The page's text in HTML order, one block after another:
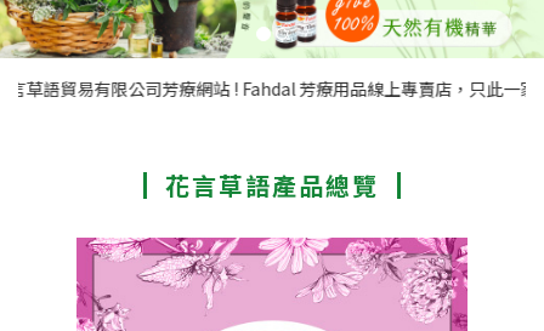
草語貿易有限公司芳療網站 ! Fahdal 芳療用品線上專賣店，只此一家
花言草語產品總覽